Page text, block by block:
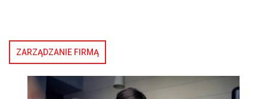
ZARZĄDZANIE FIRMĄ